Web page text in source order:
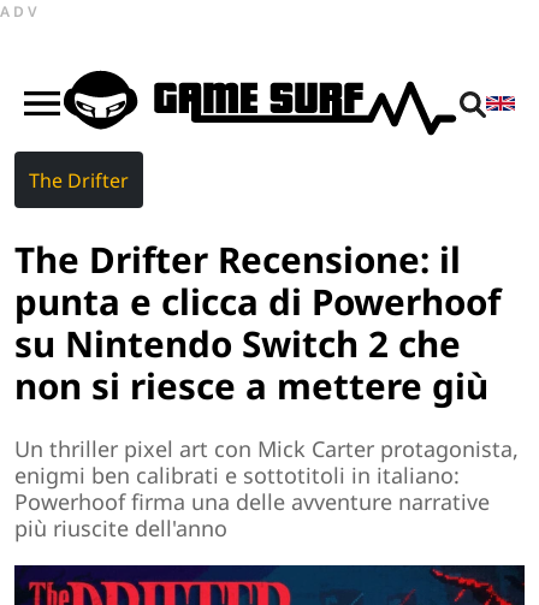
ADV
The Drifter
The Drifter Recensione: il
punta e clicca di Powerhoof
su Nintendo Switch 2 che
non si riesce a mettere giù
Un thriller pixel art con Mick Carter protagonista,
enigmi ben calibrati e sottotitoli in italiano:
Powerhoof firma una delle avventure narrative
più riuscite dell'anno